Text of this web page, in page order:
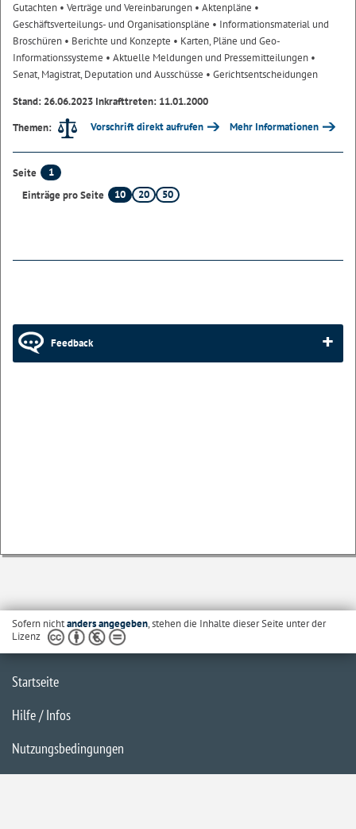
Gutachten • Verträge und Vereinbarungen • Aktenpläne •
Geschäftsverteilungs- und Organisationspläne • Informationsmaterial und
Broschüren • Berichte und Konzepte • Karten, Pläne und Geo-
Informationssysteme • Aktuelle Meldungen und Pressemitteilungen •
Senat, Magistrat, Deputation und Ausschüsse • Gerichtsentscheidungen
Stand: 26.06.2023 Inkrafttreten: 11.01.2000
Themen:
Vorschrift direkt aufrufen Mehr Informationen
Seite
1
Einträge pro Seite
10 20 50
Feedback
Sofern nichtanders angegeben, stehen die Inhalte dieser Seite unter der
Lizenz
Startseite
Hilfe / Infos
Nutzungsbedingungen